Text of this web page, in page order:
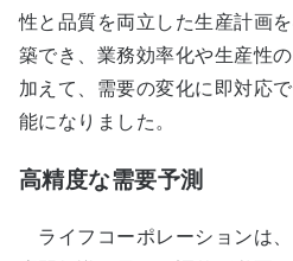
性と品質を両立した生産計画
築でき、業務効率化や生産性
加えて、需要の変化に即対応
能になりました。
高精度な需要予測
ライフコーポレーションは、